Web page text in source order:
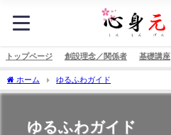
トップページ 創設理念／関係者 基礎講座
ホーム ゆるふわガイド
ゆるふわガイド